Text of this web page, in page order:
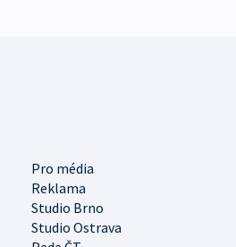
Pro média
Reklama
Studio Brno
Studio Ostrava